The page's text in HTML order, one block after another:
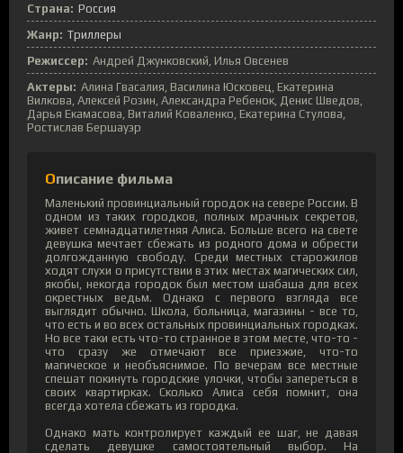
Страна: Россия
Жанр: Триллеры
Режиссер: Андрей Джунковский, Илья Овсенев
Актеры: Алина Гвасалия, Василина Юсковец, Екатерина
Вилкова, Алексей Розин, Александра Ребенок, Денис Шведов,
Дарья Екамасова, Виталий Коваленко, Екатерина Стулова,
Ростислав Бершауэр
Описание фильма
Маленький провинциальный городок на севере России. В
одном из таких городков, полных мрачных секретов,
живет семнадцатилетняя Алиса. Больше всего на свете
девушка мечтает сбежать из родного дома и обрести
долгожданную свободу. Среди местных старожилов
ходят слухи о присутствии в этих местах магических сил,
якобы, некогда городок был местом шабаша для всех
окрестных ведьм. Однако с первого взгляда все
выглядит обычно. Школа, больница, магазины - все то,
что есть и во всех остальных провинциальных городках.
Но все таки есть что-то странное в этом месте, что-то -
что сразу же отмечают все приезжие, что-то
магическое и необъяснимое. По вечерам все местные
спешат покинуть городские улочки, чтобы запереться в
своих квартирках. Сколько Алиса себя помнит, она
всегда хотела сбежать из городка.
Однако мать контролирует каждый ее шаг, не давая
сделать девушке самостоятельный выбор. На